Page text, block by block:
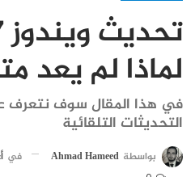
لماذا لم يعد
في هذا المقال سوف
التحديثات التلقائية
بواسطة Ahmad Hameed في